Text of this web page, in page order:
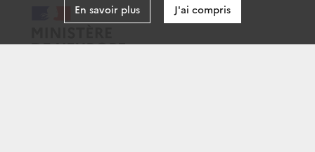
En savoir plus J'ai compris